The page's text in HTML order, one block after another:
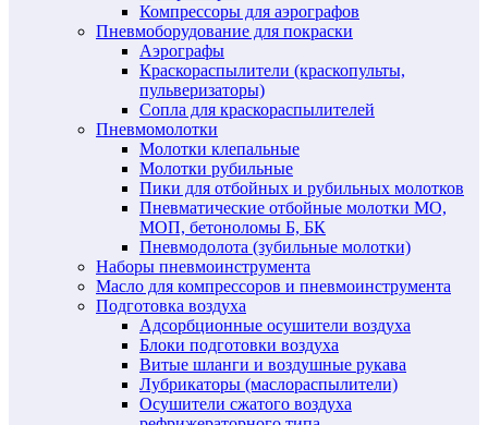
Компрессоры для аэрографов
Пневмоборудование для покраски
Аэрографы
Краскораспылители (краскопульты,
пульверизаторы)
Сопла для краскораспылителей
Пневмомолотки
Молотки клепальные
Молотки рубильные
Пики для отбойных и рубильных молотков
Пневматические отбойные молотки МО,
МОП, бетоноломы Б, БК
Пневмодолота (зубильные молотки)
Наборы пневмоинструмента
Масло для компрессоров и пневмоинструмента
Подготовка воздуха
Адсорбционные осушители воздуха
Блоки подготовки воздуха
Витые шланги и воздушные рукава
Лубрикаторы (маслораспылители)
Осушители сжатого воздуха